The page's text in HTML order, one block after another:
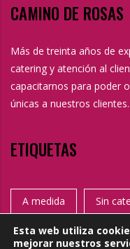
CAMINO DE ROSAS
Más de treinta años de
catering y atención al
capacitarnos para poder
únicas a nuestros clientes.
ETIQUETAS
A medida Sin
Esta web utiliza
mejorar nuestros